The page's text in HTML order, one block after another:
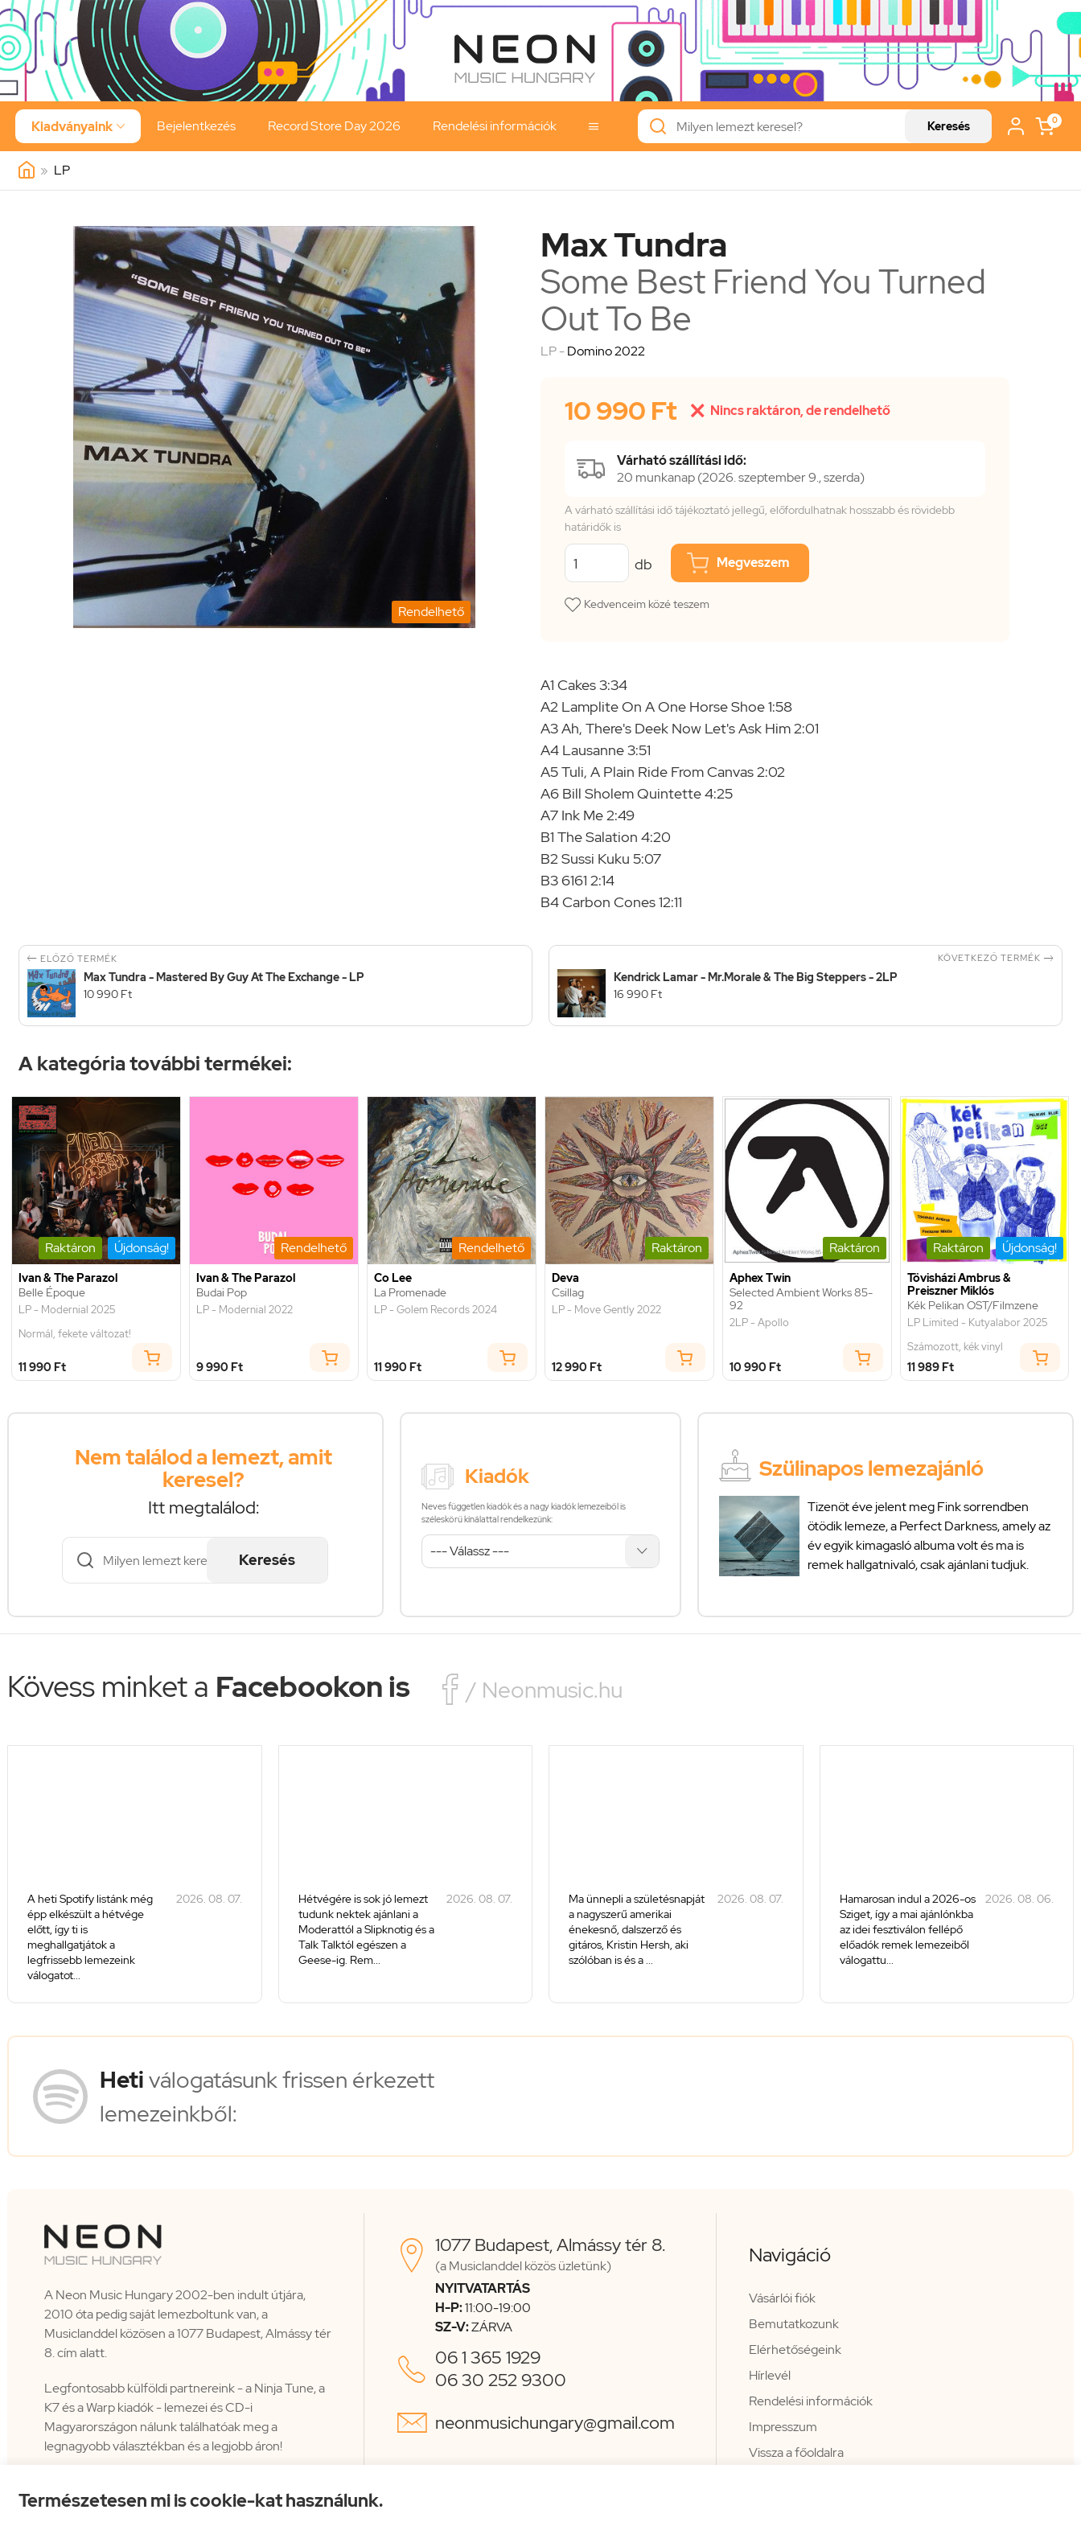
Természetesen mi is cookie-kat használunk.
Kiadványaink  Bejelentkezés Record Store Day 2026 Rendelési információk  Keresés 0
» LP
Rendelhető
Max Tundra
Some Best Friend You Turned
Out To Be
LP -Domino 2022
10 990 Ft  Nincs raktáron, de rendelhető
Várható szállítási idő:
20 munkanap (2026. szeptember 9., szerda)
A várható szállítási idő tájékoztató jellegű, előfordulhatnak hosszabb és rövidebb
határidők is
db Megveszem
Kedvenceim közé teszem
A1 Cakes 3:34
A2 Lamplite On A One Horse Shoe 1:58
A3 Ah, There's Deek Now Let's Ask Him 2:01
A4 Lausanne 3:51
A5 Tuli, A Plain Ride From Canvas 2:02
A6 Bill Sholem Quintette 4:25
A7 Ink Me 2:49
B1 The Salation 4:20
B2 Sussi Kuku 5:07
B3 6161 2:14
B4 Carbon Cones 12:11
 ELŐZŐ TERMÉK
Max Tundra - Mastered By Guy At The Exchange - LP
10 990 Ft
KÖVETKEZŐ TERMÉK 
Kendrick Lamar - Mr.Morale & The Big Steppers - 2LP
16 990 Ft
A kategória további termékei:
Raktáron Újdonság!
Ivan & The Parazol
Belle Époque
LP - Modernial 2025
Normál, fekete változat!
11 990 Ft
Rendelhető
Ivan & The Parazol
Budai Pop
LP - Modernial 2022
9 990 Ft
Rendelhető
Co Lee
La Promenade
LP - Golem Records 2024
11 990 Ft
Raktáron
Deva
Csillag
LP - Move Gently 2022
12 990 Ft
Raktáron
Aphex Twin
Selected Ambient Works 85-
92
2LP - Apollo
10 990 Ft
Raktáron Újdonság!
Tövisházi Ambrus &
Preiszner Miklós
Kék Pelikan OST/Filmzene
LP Limited - Kutyalabor 2025
Számozott, kék vinyl
11 989 Ft
Nem találod a lemezt, amit
keresel?
Itt megtalálod:
Keresés
Kiadók
Neves független kiadók és a nagy kiadók lemezeiből is
széleskörű kínálattal rendelkezünk:
Szülinapos lemezajánló
Tizenöt éve jelent meg Fink sorrendben
ötödik lemeze, a Perfect Darkness, amely az
év egyik kimagasló albuma volt és ma is
remek hallgatnivaló, csak ajánlani tudjuk.
Kövess minket a Facebookon is  / Neonmusic.hu
A heti Spotify listánk még
épp elkészült a hétvége
előtt, így ti is
meghallgatjátok a
legfrissebb lemezeink
válogatot...
2026. 08. 07.
Hétvégére is sok jó lemezt
tudunk nektek ajánlani a
Moderattól a Slipknotig és a
Talk Talktól egészen a
Geese-ig. Rem...
2026. 08. 07.
Ma ünnepli a születésnapját
a nagyszerű amerikai
énekesnő, dalszerző és
gitáros, Kristin Hersh, aki
szólóban is és a ...
2026. 08. 07.
Hamarosan indul a 2026-os
Sziget, így a mai ajánlónkba
az idei fesztiválon fellépő
előadók remek lemezeiből
válogattu...
2026. 08. 06.
Hetiválogatásunk frissen érkezett
lemezeinkből:
A Neon Music Hungary 2002-ben indult útjára,
2010 óta pedig saját lemezboltunk van, a
Musiclanddel közösen a 1077 Budapest, Almássy tér
8. cím alatt.
Legfontosabb külföldi partnereink - a Ninja Tune, a
K7 és a Warp kiadók - lemezei és CD-i
Magyarországon nálunk találhatóak meg a
legnagyobb választékban és a legjobb áron!
 1077 Budapest, Almássy tér 8.
(a Musiclanddel közös üzletünk)
NYITVATARTÁS
H-P:11:00-19:00
SZ-V:ZÁRVA
 06 1 365 1929
06 30 252 9300
 neonmusichungary@gmail.com
Navigáció
Vásárlói fiók
Bemutatkozunk
Elérhetőségeink
Hírlevél
Rendelési információk
Impresszum
Vissza a főoldalra